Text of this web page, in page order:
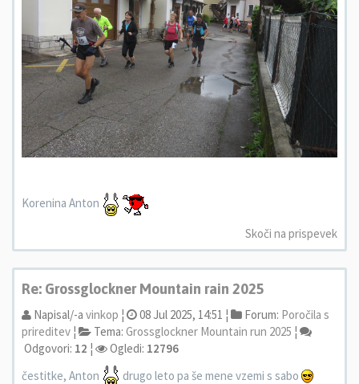
Korenina Anton
Skoči na prispevek
Re: Grossglockner Mountain rain 2025
Napisal/-a vinkop ¦ 08 Jul 2025, 14:51 ¦ Forum: Poročila s
prireditev ¦ Tema: Grossglockner Mountain run 2025 ¦
Odgovori: 12 ¦ Ogledi: 12796
čestitke, Anton
drugo leto pa še mene vzemi s sabo